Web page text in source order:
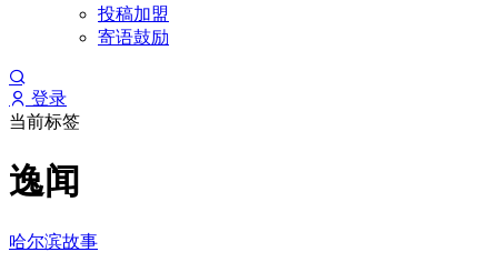
投稿加盟
寄语鼓励
登录
当前标签
逸闻
哈尔滨故事